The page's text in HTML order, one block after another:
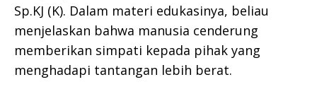
Sp.KJ (K). Dalam materi edukasinya, beliau
menjelaskan bahwa manusia cenderung
memberikan simpati kepada pihak yang
menghadapi tantangan lebih berat.